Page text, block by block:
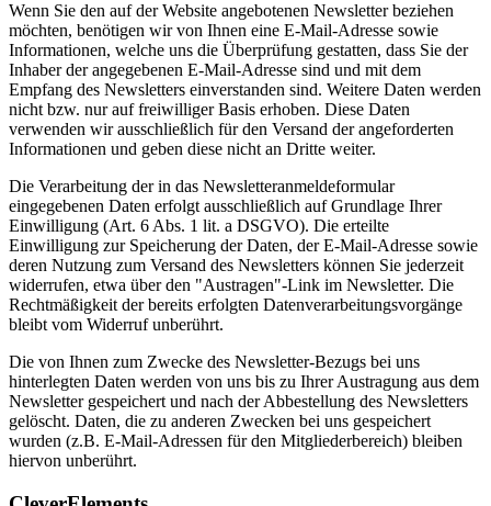
Wenn Sie den auf der Website angebotenen Newsletter beziehen
möchten, benötigen wir von Ihnen eine E-Mail-Adresse sowie
Informationen, welche uns die Überprüfung gestatten, dass Sie der
Inhaber der angegebenen E-Mail-Adresse sind und mit dem
Empfang des Newsletters einverstanden sind. Weitere Daten werden
nicht bzw. nur auf freiwilliger Basis erhoben. Diese Daten
verwenden wir ausschließlich für den Versand der angeforderten
Informationen und geben diese nicht an Dritte weiter.
Die Verarbeitung der in das Newsletteranmeldeformular
eingegebenen Daten erfolgt ausschließlich auf Grundlage Ihrer
Einwilligung (Art. 6 Abs. 1 lit. a DSGVO). Die erteilte
Einwilligung zur Speicherung der Daten, der E-Mail-Adresse sowie
deren Nutzung zum Versand des Newsletters können Sie jederzeit
widerrufen, etwa über den "Austragen"-Link im Newsletter. Die
Rechtmäßigkeit der bereits erfolgten Datenverarbeitungsvorgänge
bleibt vom Widerruf unberührt.
Die von Ihnen zum Zwecke des Newsletter-Bezugs bei uns
hinterlegten Daten werden von uns bis zu Ihrer Austragung aus dem
Newsletter gespeichert und nach der Abbestellung des Newsletters
gelöscht. Daten, die zu anderen Zwecken bei uns gespeichert
wurden (z.B. E-Mail-Adressen für den Mitgliederbereich) bleiben
hiervon unberührt.